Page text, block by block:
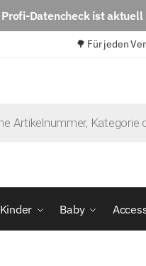
Profi-Datencheckist aktuell
🌳 Für jeden
Kinder Baby